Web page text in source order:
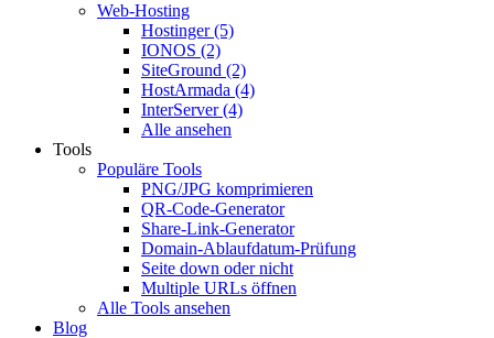
Web-Hosting
Hostinger(5)
IONOS (2)
SiteGround (2)
HostArmada (4)
InterServer(4)
Alle ansehen
Tools
Populäre Tools
PNG/JPG komprimieren
QR-Code-Generator
Share-Link-Generator
Domain-Ablaufdatum-Prüfung
Seite down oder nicht
Multiple URLs öffnen
Alle Tools ansehen
Blog